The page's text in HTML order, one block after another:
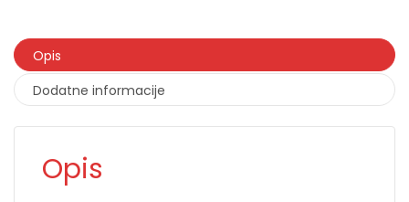
Opis
Dodatne informacije
Opis